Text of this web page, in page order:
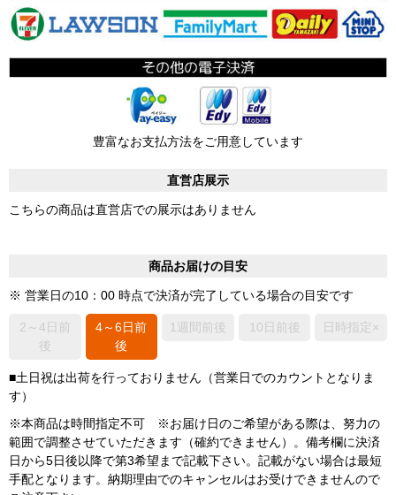
豊富なお支払方法をご用意しています
直営店展示
こちらの商品は直営店での展示はありません
商品お届けの目安
※ 営業日の10：00 時点で決済が完了している場合の目安です
2～4日前
後
4～6日前
後
1週間前後 10日前後 日時指定×
■土日祝は出荷を行っておりません（営業日でのカウントとなりま
す）
※本商品は時間指定不可 ※お届け日のご希望がある際は、努力の
範囲で調整させていただきます（確約できません）。備考欄に決済
日から5日後以降で第3希望まで記載下さい。記載がない場合は最短
手配となります。納期理由でのキャンセルはお受けできませんので